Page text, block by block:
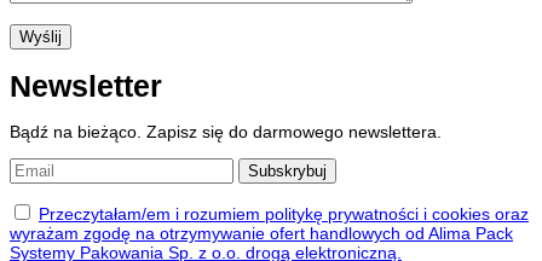
Newsletter
Bądź na bieżąco. Zapisz się do darmowego newslettera.
Przeczytałam/em i rozumiem politykę prywatności i cookies oraz
wyrażam zgodę na otrzymywanie ofert handlowych od Alima Pack
Systemy Pakowania Sp. z o.o. drogą elektroniczną.